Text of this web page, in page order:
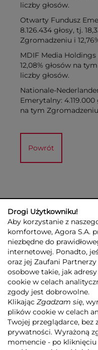
liczby głosów.
Otwarty Fundusz
8.126.434 głosy, tj.
Zgromadzeniu i
MDIF Media Holdings
12,08% głosów na
liczby głosów.
Nationale-
Emerytalny:
na tym
Powrót
GRUPA AGORA DLA
ESG
KONTAKT
© 2026 Copyright AGORA SA
INFORMACJE O USŁUGACH
Drogi Użytkowniku!
Aby korzystanie z
komfortowe, Agora S.A.
niezbędne do
internetowej. Ponadto,
oraz jej Zaufani
osobowe takie, jak
cookie w celach
zgody jest dobrowolne.
Klikając Zgadzam się,
plików cookie w celach
Twojej przeglądarce, bez
prywatności. Wyrażoną
momencie - po